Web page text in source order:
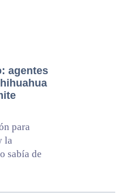
agentes
para
la
sabía de